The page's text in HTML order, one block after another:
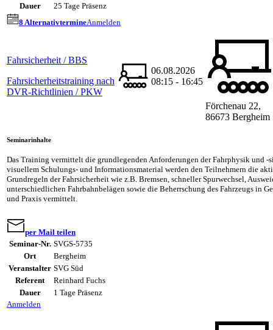
Dauer
25 Tage Präsenz
8 AlternativtermineAnmelden
Fahrsicherheit / BBS
Fahrsicherheitstraining nach
DVR-Richtlinien / PKW
06.08.2026
08:15 - 16:45
Förchenau 22,
86673 Bergheim
Seminarinhalte
Das Training vermittelt die grundlegenden Anforderungen der Fahrphysik und -
visuellem Schulungs- und Informationsmaterial werden den Teilnehmern die
Grundregeln der Fahrsicherheit wie z.B. Bremsen, schneller Spurwechsel,
unterschiedlichen Fahrbahnbelägen sowie die Beherrschung des Fahrzeugs in
und Praxis vermittelt.
per Mail teilen
Seminar-Nr. SVGS-5735
Ort
Bergheim
Veranstalter SVG Süd
Referent
Reinhard Fuchs
Dauer
1 Tage Präsenz
Anmelden